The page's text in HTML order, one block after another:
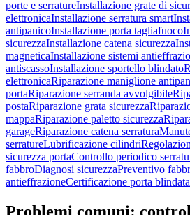
porte e serratureInstallazione grate di
elettronicaInstallazione serratura smart
antipanicoInstallazione porta tagliafuoco
sicurezzaInstallazione catena sicurezza
magneticaInstallazione sistemi
antiscassoInstallazione sportello blindato
elettronicaRiparazione maniglione
portaRiparazione serranda avvolgibile
postaRiparazione grata sicurezza
mappaRiparazione paletto sicurezza
garageRiparazione catena serratura
serratureLubrificazione cilindri
sicurezza portaControllo periodico
fabbroDiagnosi sicurezzaPreventivo
antieffrazioneCertificazione porta blindata